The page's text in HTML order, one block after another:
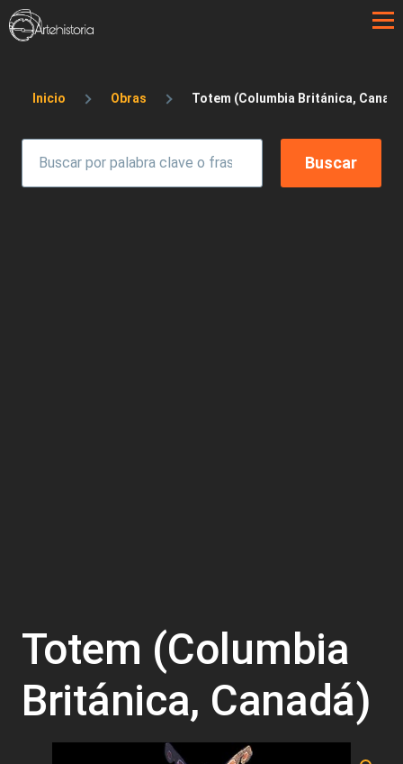
Pasar al contenido principal
Sobrescribir enlaces de ayuda a la
Inicio Obras Totem (Columbia Británica,
Totem (Columbia
Británica, Canadá)